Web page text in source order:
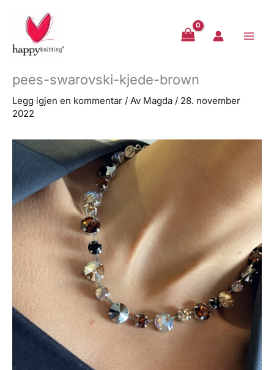
innholdet
pees-swarovski-kjede-brown
Legg igjen en kommentar / Av Magda / 28. november
2022